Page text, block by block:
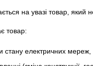
на увазі товар,
товар:
стану електричних